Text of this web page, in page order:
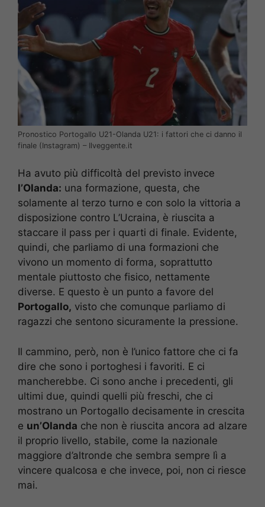
Pronostico Portogallo U21-Olanda U21: i fattori che ci danno il
finale (Instagram) – Ilveggente.it
Ha avuto più difficoltà del previsto invece
l’Olanda: una formazione, questa, che
solamente al terzo turno e con solo la vittoria a
disposizione contro L’Ucraina, è riuscita a
staccare il pass per i quarti di finale. Evidente,
quindi, che parliamo di una formazioni che
vivono un momento di forma, soprattutto
mentale piuttosto che fisico, nettamente
diverse. E questo è un punto a favore del
Portogallo, visto che comunque parliamo di
ragazzi che sentono sicuramente la pressione.
Il cammino, però, non è l’unico fattore che ci fa
dire che sono i portoghesi i favoriti. E ci
mancherebbe. Ci sono anche i precedenti, gli
ultimi due, quindi quelli più freschi, che ci
mostrano un Portogallo decisamente in crescita
e un’Olanda che non è riuscita ancora ad alzare
il proprio livello, stabile, come la nazionale
maggiore d’altronde che sembra sempre lì a
vincere qualcosa e che invece, poi, non ci riesce
mai.